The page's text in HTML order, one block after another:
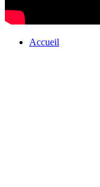
Accueil